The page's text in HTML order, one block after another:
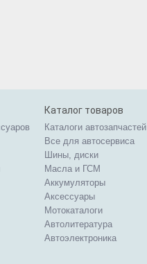
Каталог товаров
Каталоги автозапчастей
Все для автосервиса
Шины, диски
Масла и ГСМ
Аккумуляторы
Аксессуары
Мотокаталоги
Автолитература
Автоэлектроника